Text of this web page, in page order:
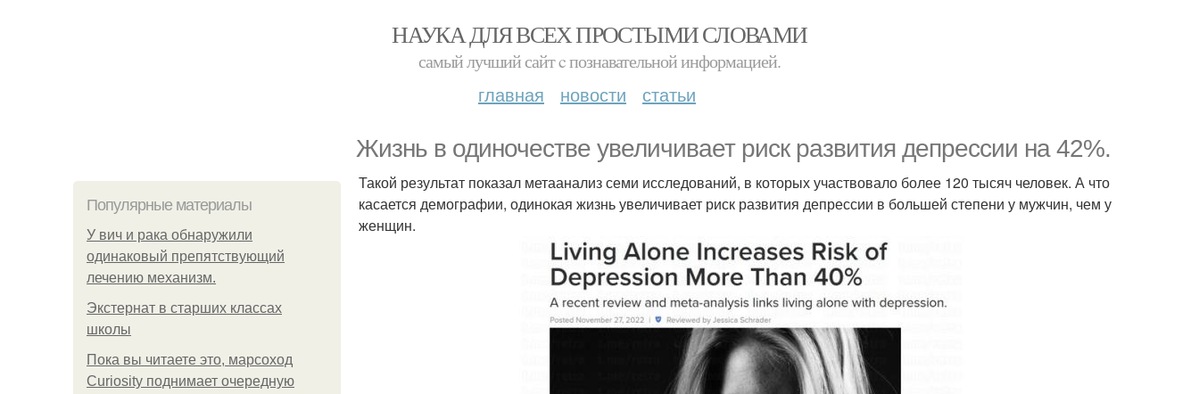
НАУКА ДЛЯ ВСЕХ ПРОСТЫМИ СЛОВАМИ
самый лучший сайт c познавательной информацией.
главная новости статьи
Жизнь в одиночестве увеличивает риск развития депрессии на 42%.
Популярные материалы
У вич и рака обнаружили
одинаковый препятствующий
лечению механизм.
Экстернат в старших классах
школы
Пока вы читаете это, марсоход
Curiosity поднимает очередную
Такой результат показал метаанализ семи исследований, в которых участвовало более 120 тысяч человек. А что
касается демографии, одинокая жизнь увеличивает риск развития депрессии в большей степени у мужчин, чем у
женщин.